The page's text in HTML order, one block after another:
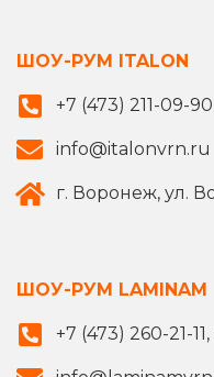
ШОУ-РУМ ITALON
+7 (473) 211-09-
info@italonvrn.ru
г. Воронеж, ул.
ШОУ-РУМ LAMINAM
+7 (473) 260-21-11,